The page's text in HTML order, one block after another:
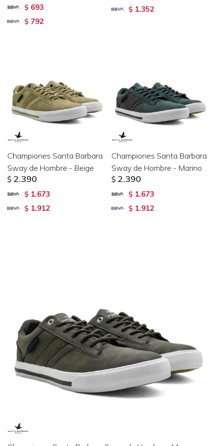
$ 693
$ 792
$ 1.352
Championes Santa Barbara
Sway de Hombre - Beige
$ 2.390
$ 1.673
$ 1.912
Championes Santa Barbara
Sway de Hombre - Marino
$ 2.390
$ 1.673
$ 1.912